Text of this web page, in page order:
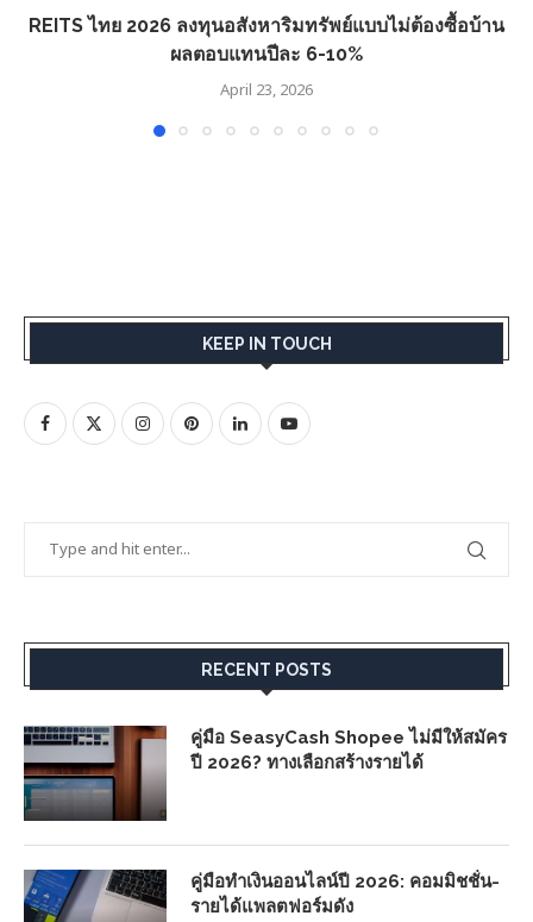
REITS ไทย 2026 ลงทุนอสังหาริมทรัพย์แบบไม่ต้องซื้อบ้าน
ผลตอบแทนปีละ 6-10%
April 23, 2026
KEEP IN TOUCH
RECENT POSTS
คู่มือ SeasyCash Shopee ไม่มีให้สมัคร
ปี 2026? ทางเลือกสร้างรายได้
คู่มือทำเงินออนไลน์ปี 2026: คอมมิชชั่น-
รายได้แพลตฟอร์มดัง